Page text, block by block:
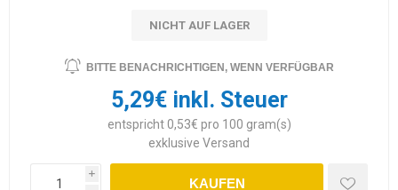
NICHT AUF LAGER
BITTE BENACHRICHTIGEN, WENN VERFÜGBAR
5,29€ inkl. Steuer
entspricht 0,53€ pro 100 gram(s)
exklusive Versand
i
KAUFEN